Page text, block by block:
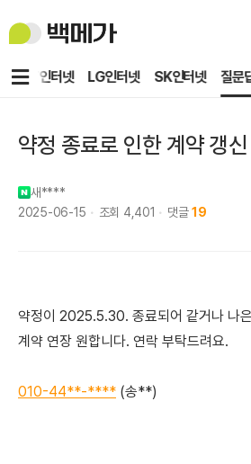
백
메
KT인터넷 LG인터넷 SK인터넷 질문
메
약정 종료로 인한 계약 갱신
새****
2025-06-15
조회 4,401 댓글 19
약정이 2025.5.30. 종료되어 같거나 나
계약 연장 원합니다. 연락 부탁드려요.
010-44**-**** (송**)